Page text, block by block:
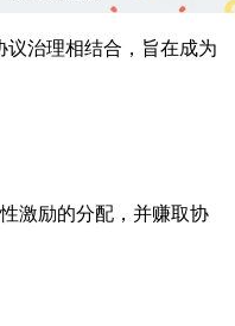
议治理相结合，旨在成为
激励的分配，并赚取协